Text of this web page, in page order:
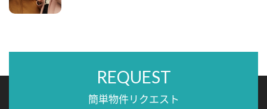
REQUEST
簡単物件リクエスト